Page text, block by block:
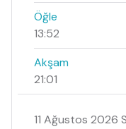
Öğle
13:52
Akşam
21:01
11 Ağustos 2026